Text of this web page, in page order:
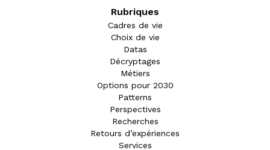
Rubriques
Cadres de vie
Choix de vie
Datas
Décryptages
Métiers
Options pour 2030
Patterns
Perspectives
Recherches
Retours d’expériences
Services